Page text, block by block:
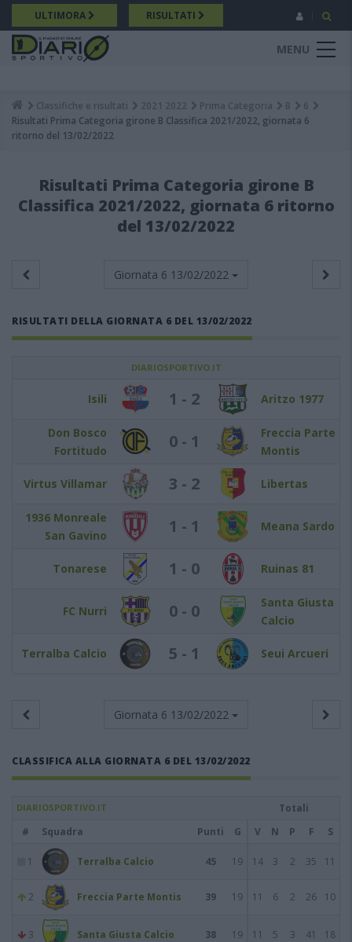
Salta
al
contenuto
principale
ULTIMORA RISULTATI
MENU
Breadcrumb
Classifiche e risultati 2021 2022 Prima Categoria B
6
Risultati Prima Categoria girone B Classifica 2021/2022, giornata 6
ritorno del 13/02/2022
Risultati Prima Categoria girone B
Classifica 2021/2022, giornata 6 ritorno
del 13/02/2022
Giornata 6 13/02/2022
RISULTATI DELLA GIORNATA 6 DEL 13/02/2022
DIARIOSPORTIVO.IT
Isili 1 - 2 Aritzo 1977
Don Bosco
Fortitudo
0 - 1
Freccia Parte
Montis
Virtus Villamar 3 - 2 Libertas
1936 Monreale
San Gavino
1 - 1 Meana Sardo
Tonarese 1 - 0 Ruinas 81
FC Nurri 0 - 0
Santa Giusta
Calcio
Terralba Calcio 5 - 1 Seui Arcueri
Giornata 6 13/02/2022
CLASSIFICA ALLA GIORNATA 6 DEL 13/02/2022
DIARIOSPORTIVO.IT
Totali
#
Squadra Punti G V N P F S
1 Terralba Calcio 45 19 14 3 2 35 11
2 Freccia Parte Montis 39 19 11 6 2 26 10
3 Santa Giusta Calcio 38 19 11 5 3 41 18